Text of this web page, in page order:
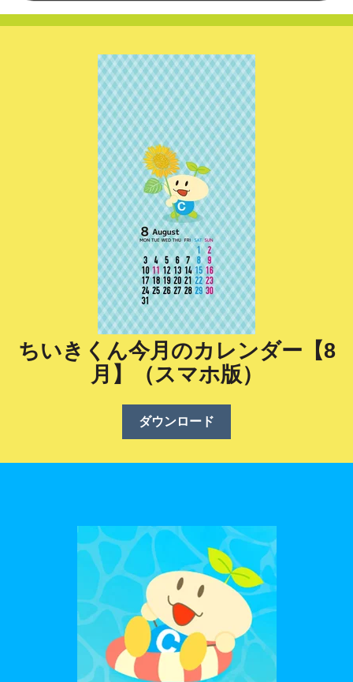
ちいきくん今月のカレンダー【8
月】（スマホ版）
ダウンロード